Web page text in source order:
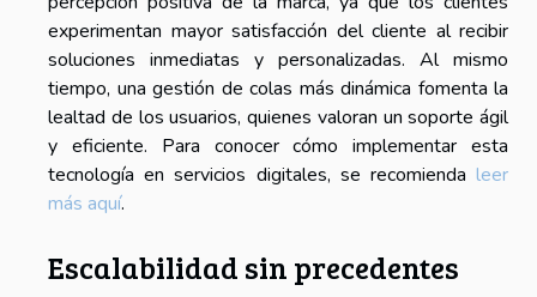
experimentan mayor satisfacción del cliente al recibir
soluciones inmediatas y personalizadas. Al mismo
tiempo, una gestión de colas más dinámica fomenta la
lealtad de los usuarios, quienes valoran un soporte ágil
y eficiente. Para conocer cómo implementar esta
tecnología en servicios digitales, se recomienda leer
más aquí.
Escalabilidad sin precedentes